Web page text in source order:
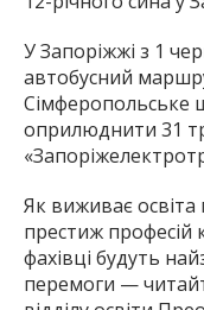
У Запоріжжі з 1
автобусний
Сімферопольське
оприлюднити 31
Як виживає
престиж професій
фахівці будуть
перемоги —